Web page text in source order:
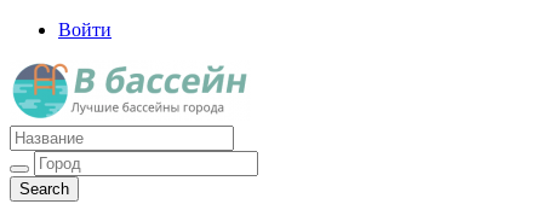
Войти
Лучшие бассейны города